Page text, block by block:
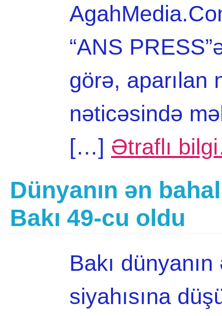
“ANS
görə, aparılan
nəticəsində
[…] Ətraflı
Dünyanın ən
Bakı 49-cu oldu
Bakı
siyahısına